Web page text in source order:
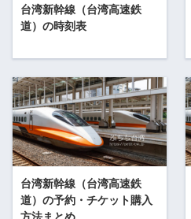
台湾新幹線（台湾高速鉄
道）の時刻表
台湾新幹線（台湾高速鉄
道）の予約・チケット購入
方法まとめ